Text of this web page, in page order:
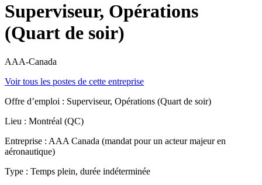
Superviseur, Opérations
(Quart de soir)
AAA-Canada
Voir tous les postes de cette entreprise
Offre d’emploi : Superviseur, Opérations (Quart de soir)
Lieu : Montréal (QC)
Entreprise : AAA Canada (mandat pour un acteur majeur en
aéronautique)
Type : Temps plein, durée indéterminée